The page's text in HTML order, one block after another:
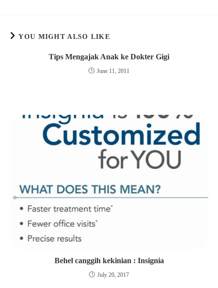
YOU MIGHT ALSO LIKE
Tips Mengajak Anak ke Dokter Gigi
June 11, 2011
Behel canggih kekinian : Insignia
July 20, 2017